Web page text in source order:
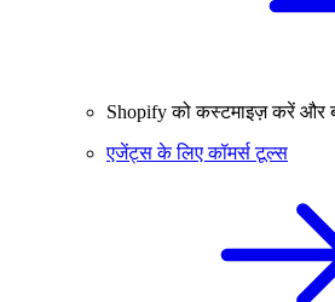
Shopify को कस्टमाइज़ करें और
एजेंट्स के लिए कॉमर्स टूल्स